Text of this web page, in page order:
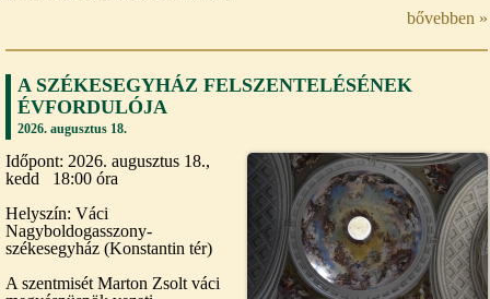
bővebben »
A SZÉKESEGYHÁZ FELSZENTELÉSÉNEK
ÉVFORDULÓJA
2026. augusztus 18.
Időpont: 2026. augusztus 18.,
kedd 18:00 óra
Helyszín: Váci
Nagyboldogasszony-
székesegyház (Konstantin tér)
A szentmisét Marton Zsolt váci